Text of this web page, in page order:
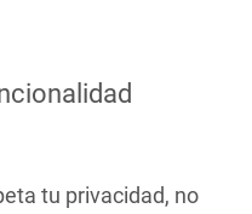
tu privacidad, no